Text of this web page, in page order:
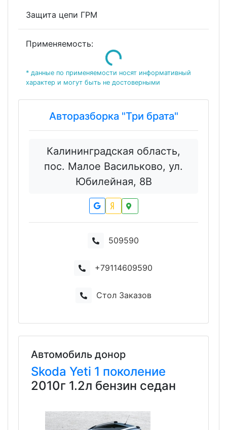
Защита цепи ГРМ
Применяемость:
Loading...
* данные по применяемости носят информативный
характер и могут быть не достоверными
Авторазборка "Три брата"
Калининградская область,
пос. Малое Васильково, ул.
Юбилейная, 8В
509590
+79114609590
Стол Заказов
Автомобиль донор
Skoda Yeti 1 поколение
2010г 1.2л бензин седан